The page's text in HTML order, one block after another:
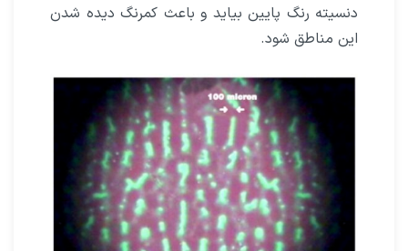
دنسیته رنگ پایین بیاید و باعث کمرنگ دیده شدن
این مناطق شود.